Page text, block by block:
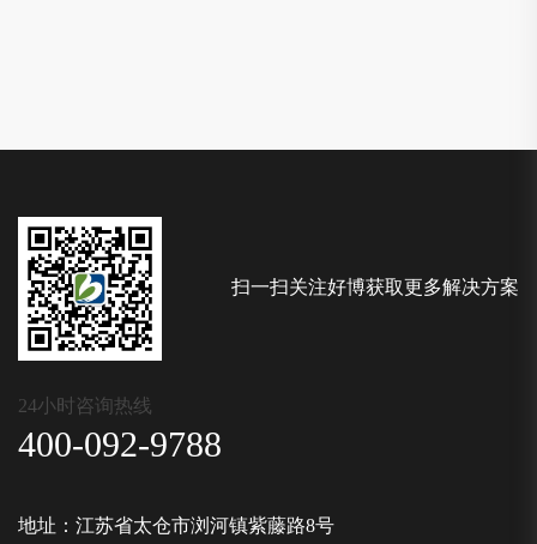
扫一扫关注好博获取更多解决方案
24小时咨询热线
400-092-9788
地址：江苏省太仓市浏河镇紫藤路8号